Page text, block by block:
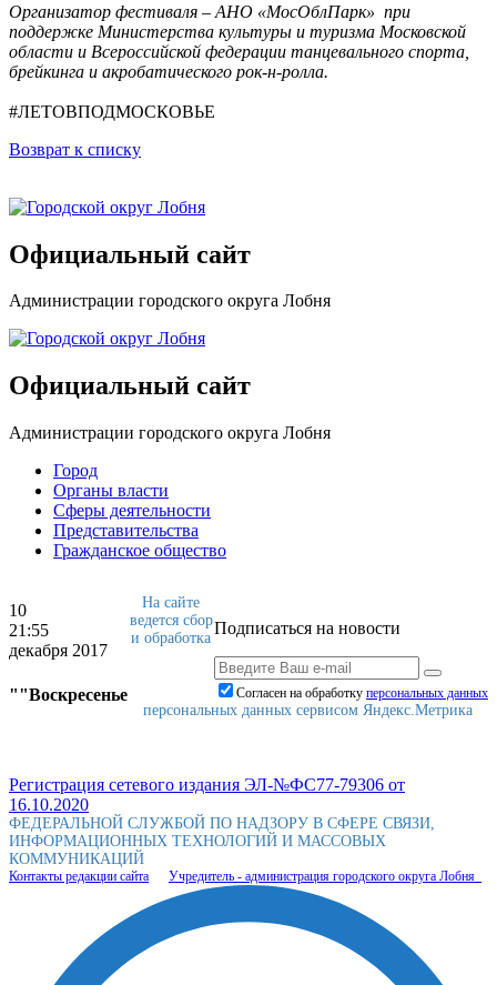
Организатор фестиваля – АНО «МосОблПарк» при
поддержке Министерства культуры и туризма Московской
области и Всероссийской федерации танцевального спорта,
брейкинга и акробатического рок-н-ролла.
#ЛЕТОВПОДМОСКОВЬЕ
Возврат к списку
Официальный сайт
Администрации городского округа Лобня
Официальный сайт
Администрации городского округа Лобня
Город
Органы власти
Сферы деятельности
Представительства
Гражданское общество
10
21:55
декабря 2017
""Воскресенье
Подписаться на новости
Согласен на обработку персональныx данных
На сайте
ведется сбор
и обработка
персональных данных сервисом Яндекс.Метрика
Регистрация сетевого издания ЭЛ-№ФС77-79306 от
16.10.2020
ФЕДЕРАЛЬНОЙ СЛУЖБОЙ ПО НАДЗОРУ В СФЕРЕ СВЯЗИ,
ИНФОРМАЦИОННЫХ ТЕХНОЛОГИЙ И МАССОВЫХ
КОММУНИКАЦИЙ
Контакты редакции сайта Учредитель - администрация городского округа Лобня